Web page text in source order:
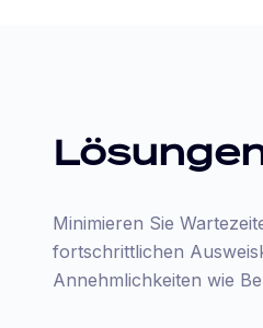
Minimieren Sie
fortschrittlichen
Annehmlichkeiten wie